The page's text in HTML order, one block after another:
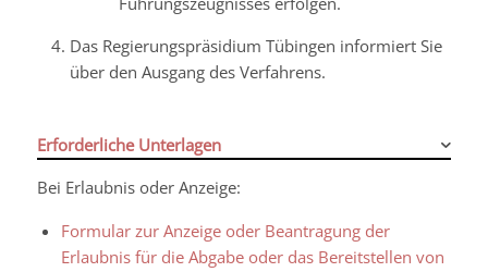
Das Regierungspräsidium Tübingen informiert Sie
über den Ausgang des Verfahrens.
Erforderliche Unterlagen
Bei Erlaubnis oder Anzeige:
Formular zur Anzeige oder Beantragung der
Erlaubnis für die Abgabe oder das Bereitstellen von